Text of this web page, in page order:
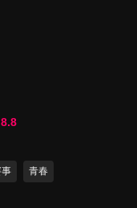
河，變身餅乾/
質變換機/雪人
8.8
事 青春